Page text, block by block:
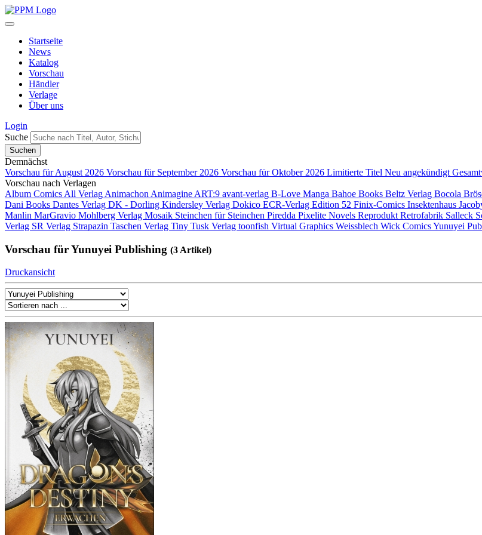
Startseite
News
Katalog
Vorschau
Händler
Verlage
Über uns
Login
Suche
Demnächst
Vorschau für August 2026 Vorschau für September 2026 Vorschau für Oktober 2026 Limitierte Titel Neu angekündigt
Vorschau nach Verlagen
Album Comics All Verlag Animachon Animagine ART:9 avant-verlag B-Love Manga Bahoe Books Beltz Verlag Bocola
Dani Books Dantes Verlag DK - Dorling Kindersley Verlag Dokico ECR-Verlag Edition 52 Finix-Comics Insektenhaus
Manlin MarGravio Mohlberg Verlag Mosaik Steinchen für Steinchen Piredda Pixelite Novels Reprodukt Retrofabrik Salleck
Verlag SR Verlag Strapazin Taschen Verlag Tiny Tusk Verlag toonfish Virtual Graphics Weissblech Wick ComicsYunuyei
Vorschau für Yunuyei Publishing (3 Artikel)
Druckansicht